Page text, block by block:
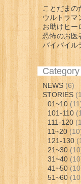
ことだまの
ウルトラマ
お助けヒー
恐怖のお医
バイバイル
Category
NEWS (6)
STORIES
01~10
101-110
111-120
11~20
121-130
21~30
31~40
41~50
51~60